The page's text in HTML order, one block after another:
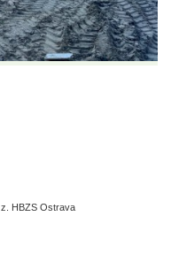
HBZS Ostrava